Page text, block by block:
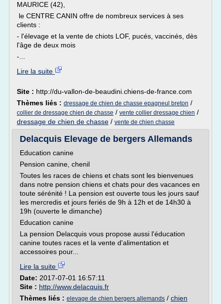
MAURICE (42),
le CENTRE CANIN offre de nombreux services à ses
clients :
- l'élevage et la vente de chiots LOF, pucés, vaccinés, dès
l'âge de deux mois
-...
Lire la suite
Site : http://du-vallon-de-beaudini.chiens-de-france.com
Thèmes liés : dressage de chien de chasse epagneul breton /
collier de dressage chien de chasse / vente collier dressage chien /
dressage de chien de chasse / vente de chien chasse
Delacquis Elevage de bergers Allemands
Education canine
Pension canine, chenil
Toutes les races de chiens et chats sont les bienvenues
dans notre pension chiens et chats pour des vacances en
toute sérénité ! La pension est ouverte tous les jours sauf
les mercredis et jours feriés de 9h à 12h et de 14h30 à
19h (ouverte le dimanche)
Education canine
La pension Delacquis vous propose aussi l'éducation
canine toutes races et la vente d'alimentation et
accessoires pour...
Lire la suite
Date: 2017-07-01 16:57:11
Site : http://www.delacquis.fr
Thèmes liés : elevage de chien bergers allemands / chien